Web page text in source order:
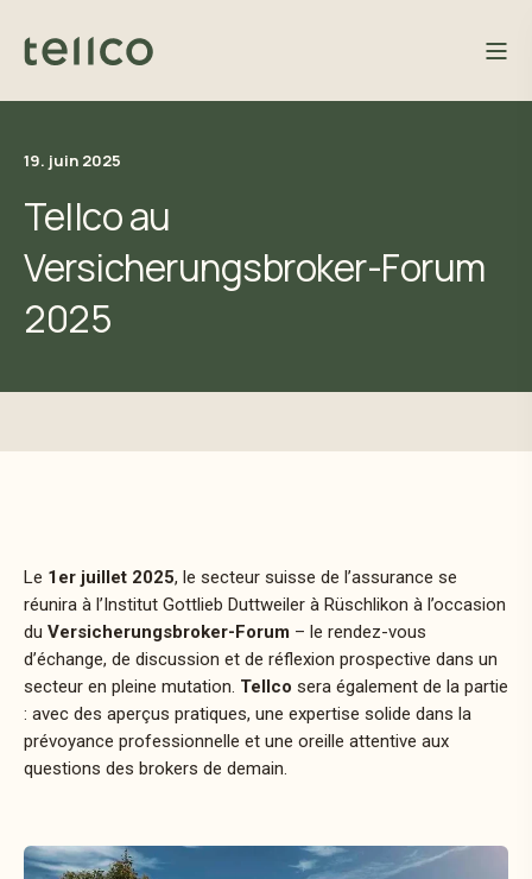
19. juin 2025
Tellco au
Versicherungsbroker-Forum
2025
Le 1er juillet 2025, le secteur suisse de l’assurance se
réunira à l’Institut Gottlieb Duttweiler à Rüschlikon à l’occasion
du Versicherungsbroker-Forum – le rendez-vous
d’échange, de discussion et de réflexion prospective dans un
secteur en pleine mutation. Tellco sera également de la partie
: avec des aperçus pratiques, une expertise solide dans la
prévoyance professionnelle et une oreille attentive aux
questions des brokers de demain.